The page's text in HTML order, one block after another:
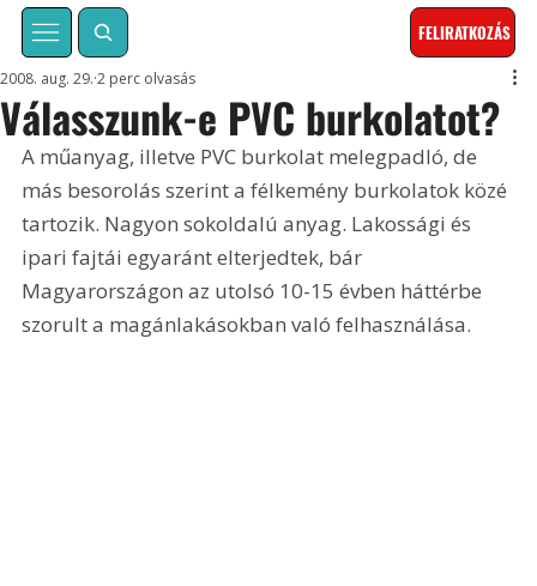
FELIRATKOZÁS
Válasszunk-e PVC burkolatot?
2008. aug. 29. 2 perc olvasás
A műanyag, illetve PVC burkolat melegpadló, de
más besorolás szerint a félkemény burkolatok közé
tartozik. Nagyon sokoldalú anyag. Lakossági és
ipari fajtái egyaránt elterjedtek, bár
Magyarországon az utolsó 10-15 évben háttérbe
szorult a magánlakásokban való felhasználása.